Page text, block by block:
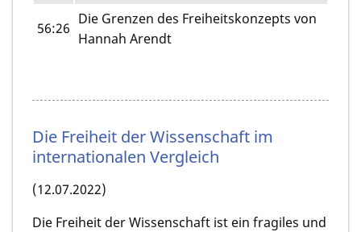
56:26
Die Grenzen des Freiheitskonzepts von
Hannah Arendt
Die Freiheit der Wissenschaft im
internationalen Vergleich
(12.07.2022)
Die Freiheit der Wissenschaft ist ein fragiles und